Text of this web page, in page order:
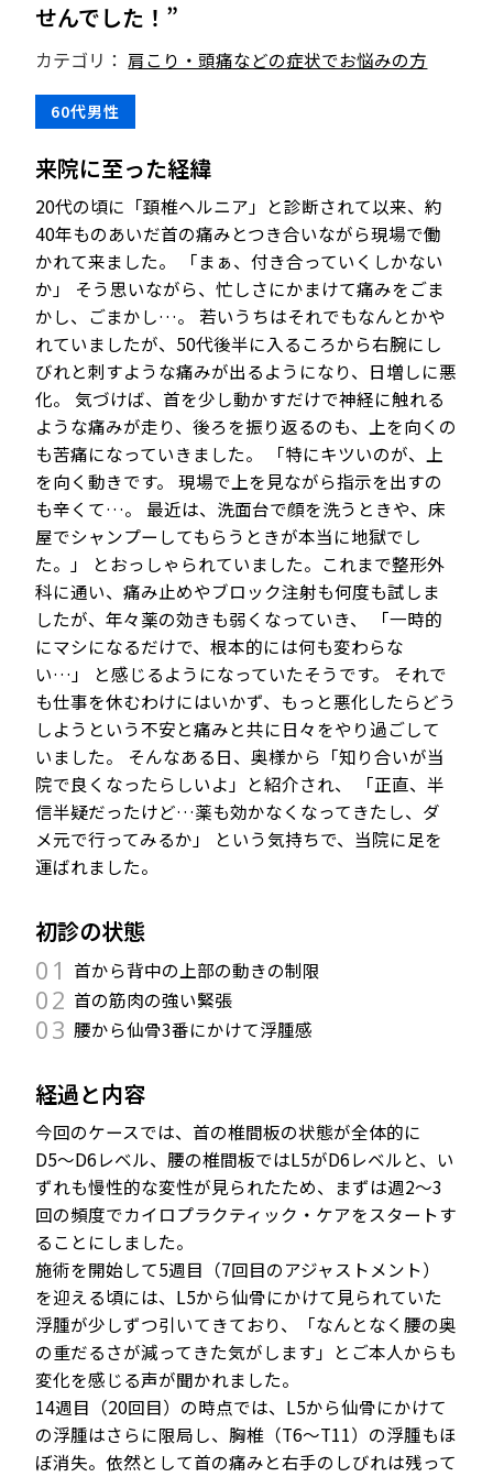
せんでした！”
カテゴリ：肩こり・頭痛などの症状でお悩みの方
60代男性
来院に至った経緯
20代の頃に「頚椎ヘルニア」と診断されて以来、約
40年ものあいだ首の痛みとつき合いながら現場で働
かれて来ました。 「まぁ、付き合っていくしかない
か」 そう思いながら、忙しさにかまけて痛みをごま
かし、ごまかし…。 若いうちはそれでもなんとかや
れていましたが、 50代後半に入るころから右腕にし
びれと刺すような痛みが出るようになり、日増しに悪
化。 気づけば、首を少し動かすだけで神経に触れる
ような痛みが走り、後ろを振り返るのも、上を向くの
も苦痛になっていきました。 「特にキツいのが、上
を向く動きです。 現場で上を見ながら指示を出すの
も辛くて…。 最近は、洗面台で顔を洗うときや、床
屋でシャンプーしてもらうときが本当に地獄でし
た。」 とおっしゃられていました。これまで整形外
科に通い、痛み止めやブロック注射も何度も試しま
したが、年々薬の効きも弱くなっていき、 「一時的
にマシになるだけで、根本的には何も変わらな
い… 」 と感じるようになっていたそうです。 それで
も仕事を休むわけにはいかず、もっと悪化したらどう
しようという不安と痛みと共に日々をやり過ごして
いました。 そんなある日、奥様から「知り合いが当
院で良くなったらしいよ」と紹介され、 「正直、半
信半疑だったけど…薬も効かなくなってきたし、ダ
メ元で行ってみるか」 という気持ちで、当院に足を
運ばれました。
初診の状態
01 首から背中の上部の動きの制限
02 首の筋肉の強い緊張
03 腰から仙骨3番にかけて浮腫感
経過と内容
今回のケースでは、首の椎間板の状態が全体的に
D5〜D6レベル、腰の椎間板ではL5がD6レベルと、い
ずれも慢性的な変性が見られたため、まずは週2〜3
回の頻度でカイロプラクティック・ケアをスタートす
ることにしました。
施術を開始して5週目（7回目のアジャストメント）
を迎える頃には、L5から仙骨にかけて見られていた
浮腫が少しずつ引いてきており、「なんとなく腰の奥
の重だるさが減ってきた気がします」とご本人からも
変化を感じる声が聞かれました。
14週目（20回目）の時点では、L5から仙骨にかけて
の浮腫はさらに限局し、胸椎（T6〜T11）の浮腫もほ
ぼ消失。依然として首の痛みと右手のしびれは残って